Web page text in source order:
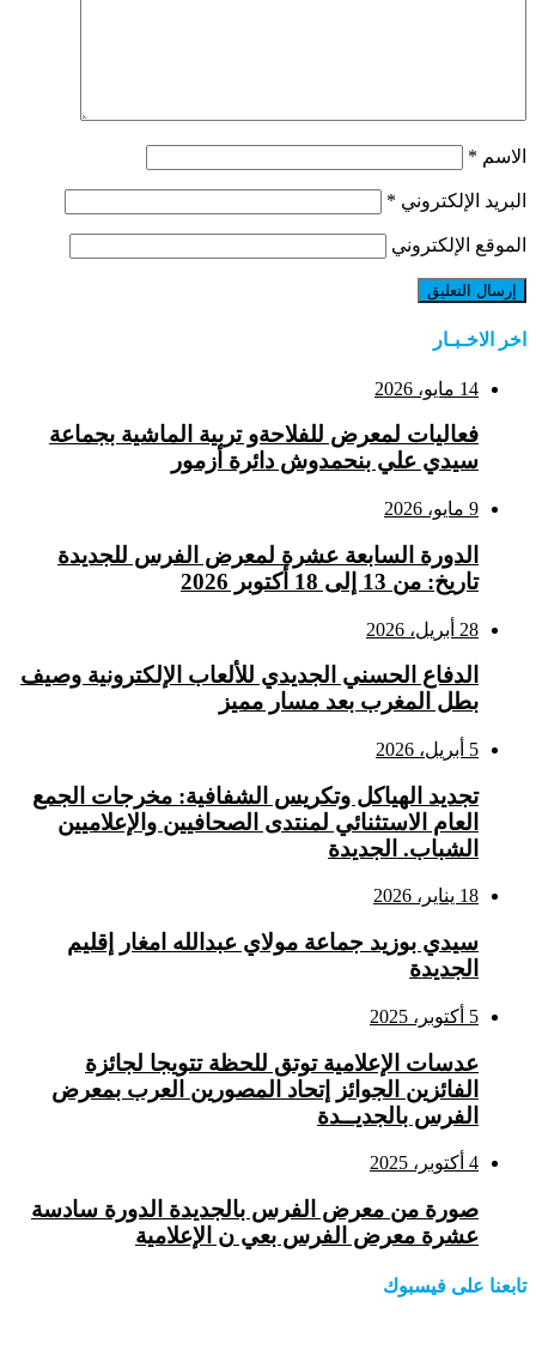
الاسم *
البريد الإلكتروني *
الموقع الإلكتروني
اخر الاخـبـار
14 مايو، 2026
فعاليات لمعرض للفلاحةو تربية الماشية بجماعة
سيدي علي بنحمدوش دائرة أزمور
9 مايو، 2026
الدورة السابعة عشرة لمعرض الفرس للجديدة
تاريخ: من 13 إلى 18 أكتوبر 2026
28 أبريل، 2026
الدفاع الحسني الجديدي للألعاب الإلكترونية وصيف
بطل المغرب بعد مسار مميز
5 أبريل، 2026
تجديد الهياكل وتكريس الشفافية: مخرجات الجمع
العام الاستثنائي لمنتدى الصحافيين والإعلاميين
الشباب. الجديدة
18 يناير، 2026
سيدي بوزيد جماعة مولاي عبدالله امغار إقليم
الجديدة
5 أكتوبر، 2025
عدسات الإعلامية توتق للحظة تتويجا لجائزة
الفائزين الجوائز إتحاد المصورين العرب بمعرض
الفرس بالجديــدة
4 أكتوبر، 2025
صورة من معرض الفرس بالجديدة الدورة سادسة
عشرة معرض الفرس بعي ن الإعلامية
تابعنا على فيسبوك